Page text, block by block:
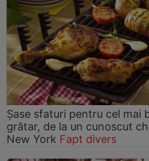
Șase sfaturi pentru cel mai
grătar, de la un cunoscut
New York Fapt divers